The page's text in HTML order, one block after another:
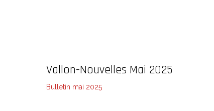
Vallon-Nouvelles Mai 2025
Bulletin mai 2025